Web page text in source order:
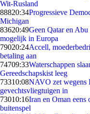
Wit-Rusland
88820:34Progressieve
Michigan
83620:49Geen Qatar en
mogelijk in Europa
79020:24Accell,
betaling aan
74709:33Waterschappen
Gereedschapskist leeg
73310:08NAVO zet wegens
gevechtsvliegtuigen in
73010:16Iran en Oman eens
buitenspel